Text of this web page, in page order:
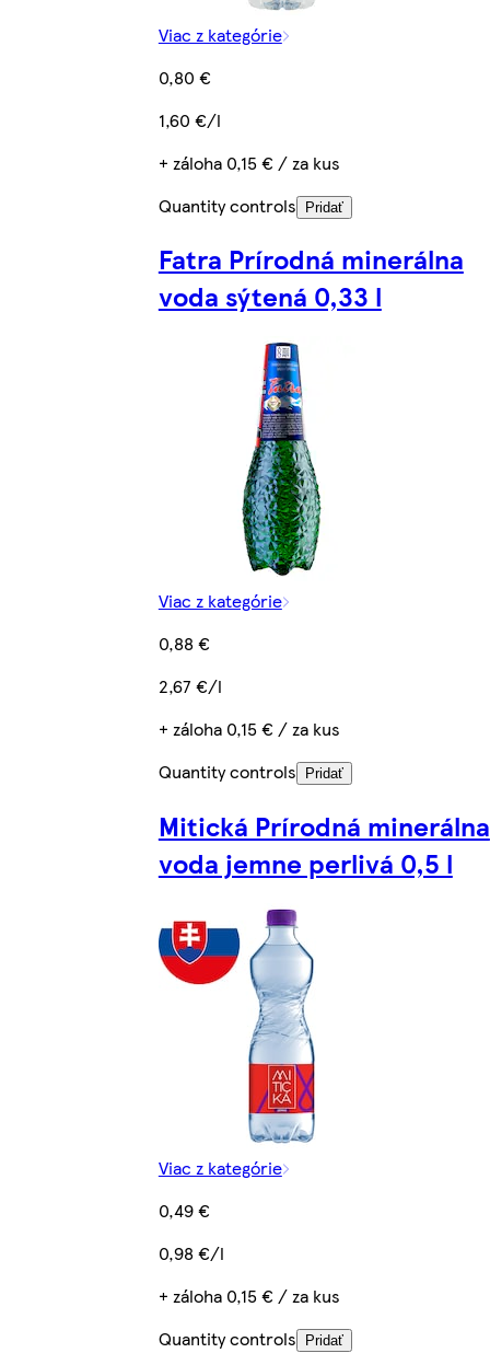
Viac z kategórie
0,80 €
1,60 €/l
+ záloha 0,15 € / za kus
Quantity controls
Pridať
Fatra Prírodná minerálna
voda sýtená 0,33 l
Viac z kategórie
0,88 €
2,67 €/l
+ záloha 0,15 € / za kus
Quantity controls
Pridať
Mitická Prírodná minerálna
voda jemne perlivá 0,5 l
Viac z kategórie
0,49 €
0,98 €/l
+ záloha 0,15 € / za kus
Quantity controls
Pridať